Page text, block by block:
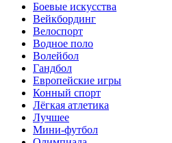
Боевые искусства
Вейкбординг
Велоспорт
Водное поло
Волейбол
Гандбол
Европейские игры
Конный спорт
Лёгкая атлетика
Лучшее
Мини-футбол